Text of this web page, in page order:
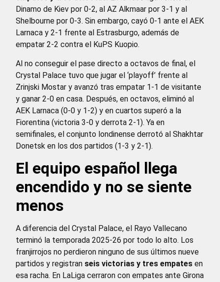
Dinamo de Kiev por 0-2, al AZ Alkmaar por 3-1 y al
Shelbourne por 0-3. Sin embargo, cayó 0-1 ante el AEK
Larnaca y 2-1 frente al Estrasburgo, además de
empatar 2-2 contra el KuPS Kuopio.
Al no conseguir el pase directo a octavos de final, el
Crystal Palace tuvo que jugar el ‘playoff’ frente al
Zrinjski Mostar y avanzó tras empatar 1-1 de visitante
y ganar 2-0 en casa. Después, en octavos, eliminó al
AEK Larnaca (0-0 y 1-2) y en cuartos superó a la
Fiorentina (victoria 3-0 y derrota 2-1). Ya en
semifinales, el conjunto londinense derrotó al Shakhtar
Donetsk en los dos partidos (1-3 y 2-1).
El equipo español llega
encendido y no se siente
menos
A diferencia del Crystal Palace, el Rayo Vallecano
terminó la temporada 2025-26 por todo lo alto. Los
franjirrojos no perdieron ninguno de sus últimos nueve
partidos y registran seis victorias y tres empates en
esa racha. En LaLiga cerraron con empates ante Girona